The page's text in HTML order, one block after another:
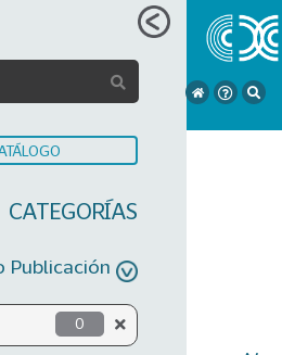
CATEGORÍAS
Publicación
0